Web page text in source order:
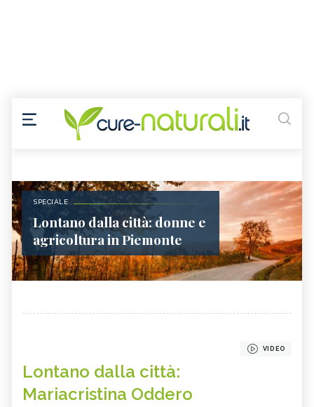
SPECIALE
Lontano dalla città: donne e
agricoltura in Piemonte
VIDEO
Lontano dalla città:
Mariacristina Oddero